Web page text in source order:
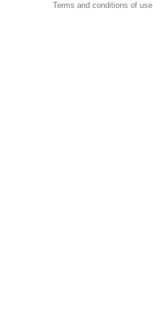
Terms and conditions of use